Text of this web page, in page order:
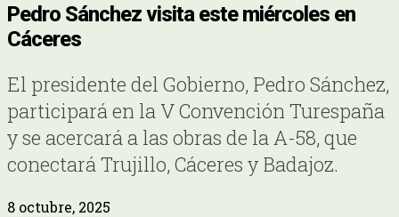
Pedro Sánchez visita este miércoles en
Cáceres
El presidente del Gobierno, Pedro Sánchez,
participará en la V Convención Turespaña
y se acercará a las obras de la A-58, que
conectará Trujillo, Cáceres y Badajoz.
8 octubre, 2025